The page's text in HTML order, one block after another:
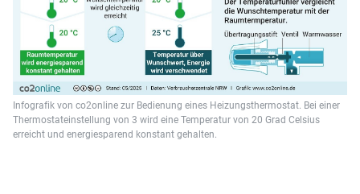
Infografik von co2online zur Bedienung eines Heizungsthermostat. Bei einer
Thermostateinstellung von 3 wird eine Temperatur von 20 Grad Celsius
erreicht und energiesparend konstant gehalten.